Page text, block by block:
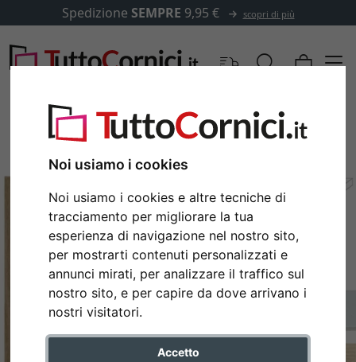
Noi usiamo i cookies
Noi usiamo i cookies e altre tecniche di
tracciamento per migliorare la tua
esperienza di navigazione nel nostro sito,
per mostrarti contenuti personalizzati e
annunci mirati, per analizzare il traffico sul
nostro sito, e per capire da dove arrivano i
nostri visitatori.
Accetto
Spedizione SEMPRE 9,95 € scopri di più
Indietro